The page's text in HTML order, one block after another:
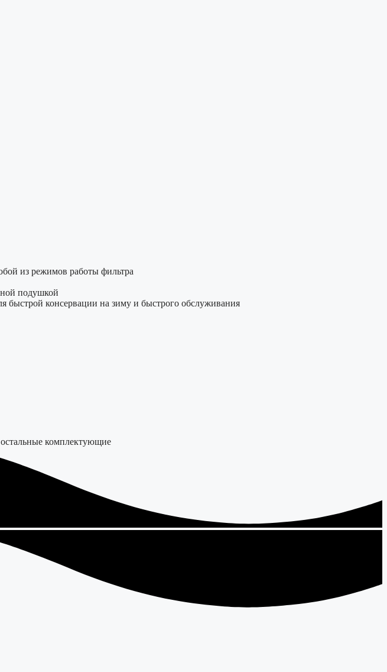
из режимов работы фильтра
подушкой
быстрой консервации на зиму и быстрого обслуживания
комплектующие